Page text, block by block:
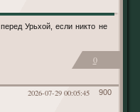
Урьхой, если никто не
0
900
2026-07-29 00:05:45